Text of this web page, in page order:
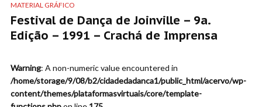
MATERIAL GRÁFICO
Festival de Dança de Joinville – 9a.
Edição – 1991 – Crachá de Imprensa
Warning: A non-numeric value encountered in
/home/storage/9/08/b2/cidadedadanca1/public_html/acervo/wp-
content/themes/plataformasvirtuais/core/template-